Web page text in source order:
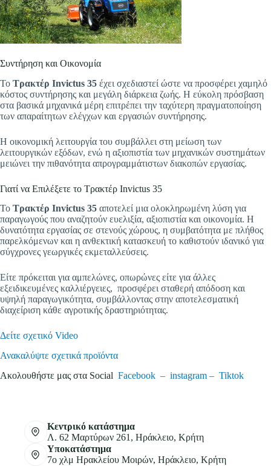
Συντήρηση και Οικονομία
Το Τρακτέρ Invictus 35 έχει σχεδιαστεί ώστε να προσφέρει χαμηλό
κόστος συντήρησης και μεγάλη διάρκεια ζωής. Η εύκολη πρόσβαση
στα βασικά μηχανικά μέρη επιτρέπει την ταχύτερη πραγματοποίηση
των απαραίτητων ελέγχων και εργασιών συντήρησης.
Η οικονομική λειτουργία του συμβάλλει στη μείωση των
λειτουργικών εξόδων, ενώ η αξιοπιστία των μηχανικών συστημάτων
μειώνει την πιθανότητα απρογραμμάτιστων διακοπών εργασίας.
Γιατί να Επιλέξετε το Τρακτέρ Invictus 35
Το Τρακτέρ Invictus 35 αποτελεί μια ολοκληρωμένη λύση για
παραγωγούς που αναζητούν ευελιξία, αξιοπιστία και οικονομία. Η
δυνατότητα εργασίας σε στενούς χώρους, η συμβατότητα με πλήθος
παρελκόμενων και η ανθεκτική κατασκευή το καθιστούν ιδανικό για
σύγχρονες γεωργικές εκμεταλλεύσεις.
Είτε πρόκειται για αμπελώνες, οπωρώνες είτε για άλλες
εξειδικευμένες καλλιέργειες, προσφέρει σταθερή απόδοση και
υψηλή παραγωγικότητα, συμβάλλοντας στην αποτελεσματική
διαχείριση κάθε αγροτικής δραστηριότητας.
Δείτε σχετικό Video
Ανακαλύψτε σχετικά προϊόντα
Ακολουθήστε μας στα Social Facebook – instagram – Tiktok
Κεντρικό κατάστημα
Λ. 62 Μαρτύρων 261, Ηράκλειο, Κρήτη
Υποκατάστημα
7ο χλμ Ηρακλείου Μοιρών, Ηράκλειο, Κρήτη